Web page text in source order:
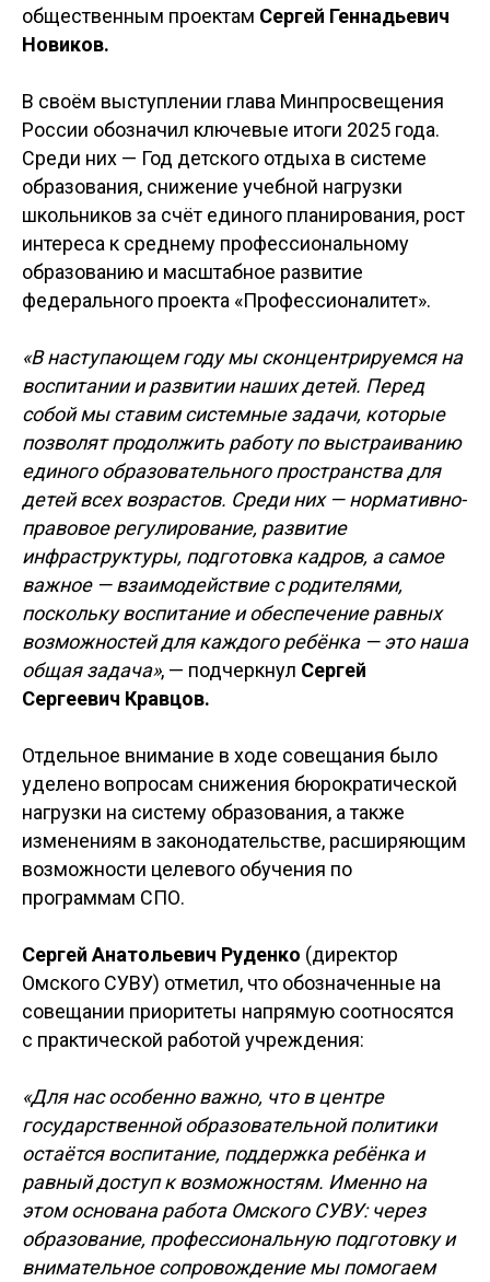
общественным проектам Сергей Геннадьевич
Новиков.
В своём выступлении глава Минпросвещения
России обозначил ключевые итоги 2025 года.
Среди них — Год детского отдыха в системе
образования, снижение учебной нагрузки
школьников за счёт единого планирования, рост
интереса к среднему профессиональному
образованию и масштабное развитие
федерального проекта «Профессионалитет».
«В наступающем году мы сконцентрируемся на
воспитании и развитии наших детей. Перед
собой мы ставим системные задачи, которые
позволят продолжить работу по выстраиванию
единого образовательного пространства для
детей всех возрастов. Среди них — нормативно-
правовое регулирование, развитие
инфраструктуры, подготовка кадров, а самое
важное — взаимодействие с родителями,
поскольку воспитание и обеспечение равных
возможностей для каждого ребёнка — это наша
общая задача», — подчеркнул Сергей
Сергеевич Кравцов.
Отдельное внимание в ходе совещания было
уделено вопросам снижения бюрократической
нагрузки на систему образования, а также
изменениям в законодательстве, расширяющим
возможности целевого обучения по
программам СПО.
Сергей Анатольевич Руденко (директор
Омского СУВУ) отметил, что обозначенные на
совещании приоритеты напрямую соотносятся
с практической работой учреждения:
«Для нас особенно важно, что в центре
государственной образовательной политики
остаётся воспитание, поддержка ребёнка и
равный доступ к возможностям. Именно на
этом основана работа Омского СУВУ: через
образование, профессиональную подготовку и
внимательное сопровождение мы помогаем